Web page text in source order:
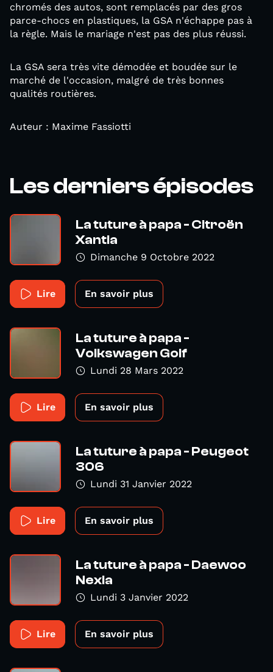
chromés des autos, sont remplacés par des gros
parce-chocs en plastiques, la GSA n'échappe pas à
la règle. Mais le mariage n'est pas des plus réussi.
La GSA sera très vite démodée et boudée sur le
marché de l'occasion, malgré de très bonnes
qualités routières.
Auteur : Maxime Fassiotti
Les derniers épisodes
La tuture à papa - Citroën
Xantia
Dimanche 9 Octobre 2022
Lire En savoir plus
La tuture à papa -
Volkswagen Golf
Lundi 28 Mars 2022
Lire En savoir plus
La tuture à papa - Peugeot
306
Lundi 31 Janvier 2022
Lire En savoir plus
La tuture à papa - Daewoo
Nexia
Lundi 3 Janvier 2022
Lire En savoir plus